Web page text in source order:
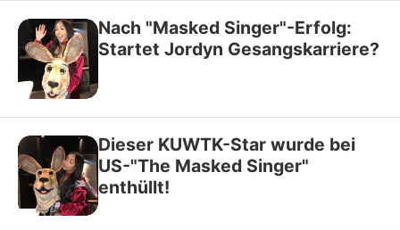
Nach "Masked Singer"-Erfolg:
Startet Jordyn Gesangskarriere?
Dieser KUWTK-Star wurde bei
US-"The Masked Singer"
enthüllt!